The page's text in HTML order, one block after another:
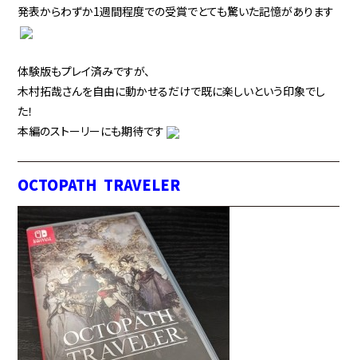
発表からわずか1週間程度での受賞でとても驚いた記憶があります
体験版もプレイ済みですが、
木村拓哉さんを自由に動かせるだけで既に楽しいという印象でし
た！
本編のストーリーにも期待です
OCTOPATH TRAVELER